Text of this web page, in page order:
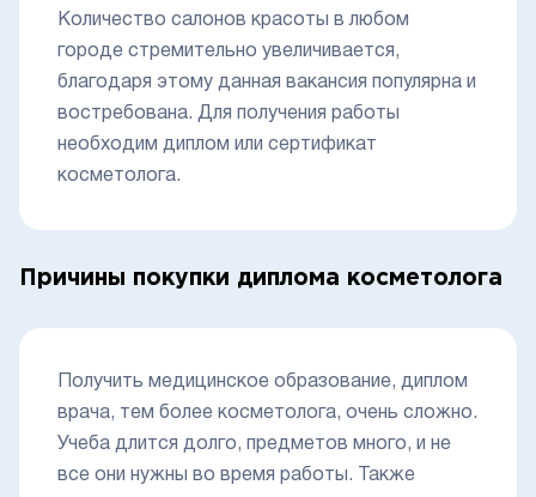
Количество салонов красоты в любом
городе стремительно увеличивается,
благодаря этому данная вакансия популярна и
востребована. Для получения работы
необходим диплом или сертификат
косметолога.
Причины покупки диплома косметолога
Получить медицинское образование, диплом
врача, тем более косметолога, очень сложно.
Учеба длится долго, предметов много, и не
все они нужны во время работы. Также